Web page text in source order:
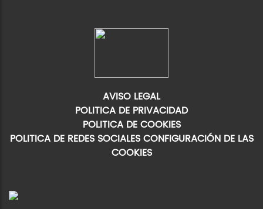
AVISO LEGAL
POLITICA DE PRIVACIDAD
POLITICA DE COOKIES
POLITICA DE REDES SOCIALES CONFIGURACIÓN DE LAS
COOKIES